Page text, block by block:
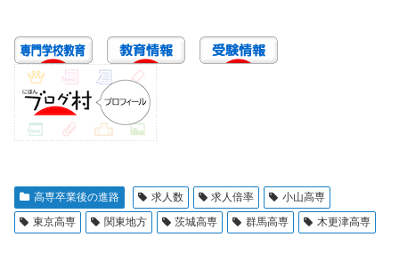
高専卒業後の進路 求人数 求人倍率
小山高専
東京高専
関東地方 茨城高専 群馬高専 木更津高専